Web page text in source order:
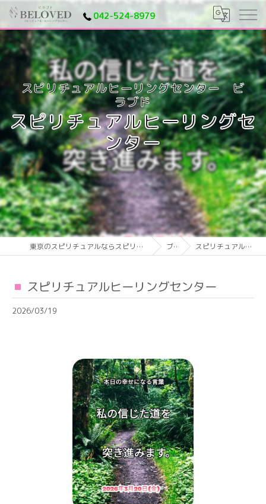
042-524-8979
スピリチュアルヒーリングセ
ンター
東京のスピリチュアルならスピリチュアルヒーリングセンター ビラブド ブログ スピリチュアルヒーリングセンター
スピリチュアルヒーリングセンター
2026/03/19